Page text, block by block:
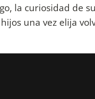
la curiosidad de
una vez elija